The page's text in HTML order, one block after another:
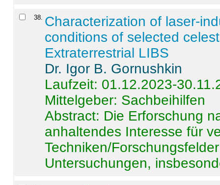
38. Characterization of laser-
conditions of selected
Extraterrestrial LIBS
Dr. Igor B. Gornushkin
Laufzeit: 01.12.2023-
Mittelgeber: Sachbeihilfen
Abstract: Die Erforschung
anhaltendes Interesse für
Techniken/
Untersuchungen,